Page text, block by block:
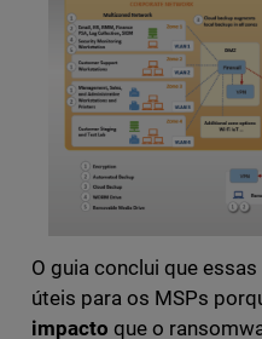
O guia conclui que
úteis para os MSPs
impacto que o